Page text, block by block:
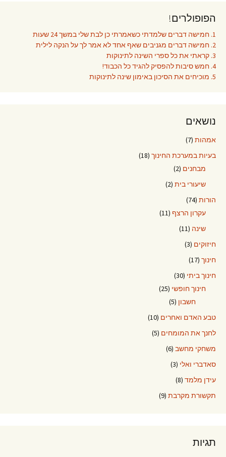
הפופולרים!
1. חמישה דברים שלמדתי כשאמרתי כן לבת שלי במשך 24 שעות
2. חמישה דברים מגניבים שאף אחד לא אמר לך על הנקה לילית
3. קראתי את כל ספרי השינה לתינוקות
4. חמש סיבות להפסיק להגיד כל הכבוד!
5. מוכיחים את הסיכון באימון שינה לתינוקות
נושאים
אמהות (7)
בעיות במערכת החינוך (18)
מבחנים (2)
שיעורי בית (2)
הורות (74)
עקרון הרצף (11)
שינה (11)
חיזוקים (3)
חינוך (17)
חינוך ביתי (30)
חינוך חופשי (25)
חשבון (5)
טבע האדם ואחרים (10)
לחנך את המומחים (5)
משחקי מחשב (6)
סאדברי ואלי (3)
עידן מלמד (8)
תקשורת מקרבת (9)
תגיות